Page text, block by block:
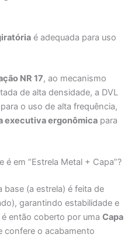
é adequada para uso
NR 17, ao mecanismo
de alta densidade, a DVL
o uso de alta frequência,
executiva ergonômica para
é em “Estrela Metal + Capa”?
base (a estrela) é feita de
garantindo estabilidade e
é então coberto por uma Capa
confere o acabamento